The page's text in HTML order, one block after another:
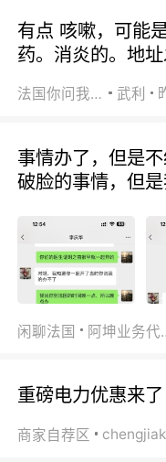
有点 咳嗽，可能
药。消炎的。地
法国你问我答 武利
事情办了，但是
破脸的事情，但
闲聊法国 阿
重磅电力优惠来了
商家自荐区